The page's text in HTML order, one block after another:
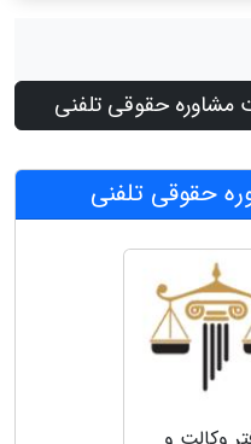
مشاوره حقوقی تلفنی
حقوقی تلفنی